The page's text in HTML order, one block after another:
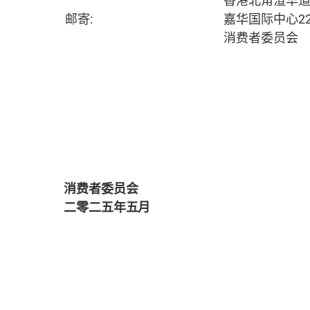
邮寄:
嘉华国际中心
消费者委员会
消费者委员会
二零二五年五月